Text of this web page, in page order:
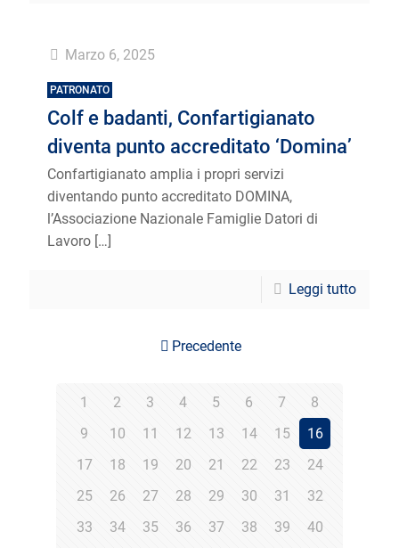
Marzo 6, 2025
PATRONATO
Colf e badanti, Confartigianato
diventa punto accreditato ‘Domina’
Confartigianato amplia i propri servizi
diventando punto accreditato DOMINA,
l’Associazione Nazionale Famiglie Datori di
Lavoro […]
Leggi tutto
Precedente
1 2 3 4 5 6 7
8
9
10 11 12 13 14 15
16
17
18 19 20 21 22 23
24
25
26 27 28 29 30 31
32
33
34 35 36 37 38 39
40